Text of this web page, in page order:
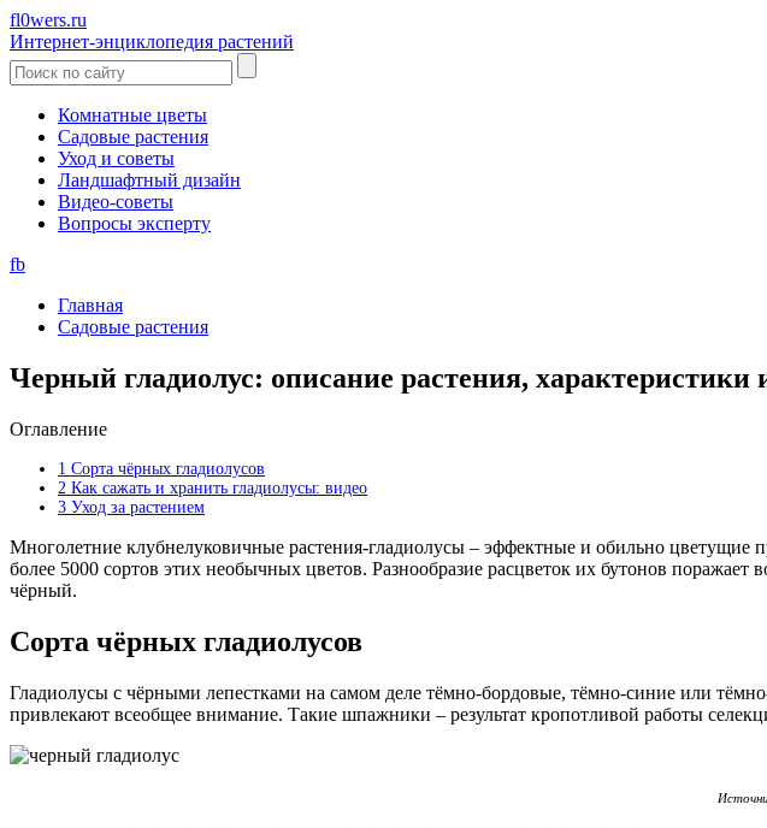
fl0wers.ru
Интернет-энциклопедия растений
Комнатные цветы
Садовые растения
Уход и советы
Ландшафтный дизайн
Видео-советы
Вопросы эксперту
fb
Главная
Садовые растения
Черный гладиолус: описание растения,
Оглавление
1 Сорта чёрных гладиолусов
2 Как сажать и хранить гладиолусы: видео
3 Уход за растением
Многолетние клубнелуковичные растения-гладиолусы – эффектные и обильно
более 5000 сортов этих необычных цветов. Разнообразие расцветок их бутонов
чёрный.
Сорта чёрных гладиолусов
Гладиолусы с чёрными лепестками на самом деле тёмно-бордовые, тёмно-синие или
привлекают всеобщее внимание. Такие шпажники – результат кропотливой работы